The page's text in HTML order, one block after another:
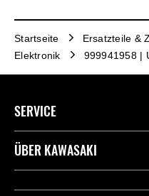
Startseite Ersatzteile &
Elektronik
999941958 |
SERVICE
Kontaktiere uns
ÜBER KAWASAKI
Kawasaki Deutschland